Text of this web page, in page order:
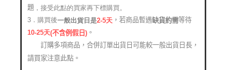
題 ，接受此點的買家再下標購買。
3．購買後一般出貨日是2-5天 ，若商品暫遇缺貨約需等待
10-25天(不含例假日) 。
訂購多項商品，合併訂單出貨日可能較一般出貨日長，
請買家注意此點。